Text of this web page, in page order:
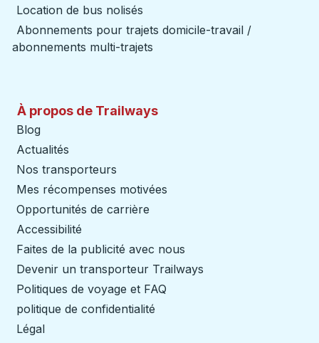
Location de bus nolisés
Abonnements pour trajets domicile-travail /
abonnements multi-trajets
À propos de Trailways
Blog
Actualités
Nos transporteurs
Mes récompenses motivées
Opportunités de carrière
Accessibilité
Faites de la publicité avec nous
Devenir un transporteur Trailways
Politiques de voyage et FAQ
politique de confidentialité
Légal